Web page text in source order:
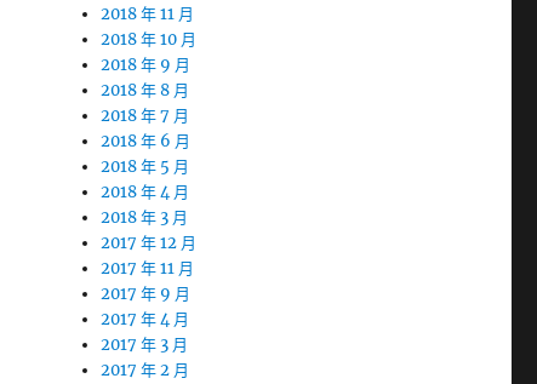
2018 年 11 月
2018 年 10 月
2018 年 9 月
2018 年 8 月
2018 年 7 月
2018 年 6 月
2018 年 5 月
2018 年 4 月
2018 年 3 月
2017 年 12 月
2017 年 11 月
2017 年 9 月
2017 年 4 月
2017 年 3 月
2017 年 2 月